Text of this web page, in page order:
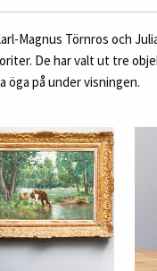
Magnus Törnros och
De har valt ut tre
på under visningen.